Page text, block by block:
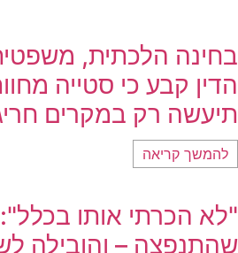
בחינה הלכתית,
הדין קבע כי סטייה
תיעשה רק במקרים
להמשך קריאה
"לא הכרתי אותו
שהתנפצה – והובילה